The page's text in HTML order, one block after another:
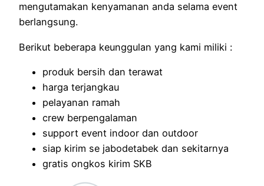
mengutamakan kenyamanan anda selama event
berlangsung.
Berikut beberapa keunggulan yang kami miliki :
produk bersih dan terawat
harga terjangkau
pelayanan ramah
crew berpengalaman
support event indoor dan outdoor
siap kirim se jabodetabek dan sekitarnya
gratis ongkos kirim SKB